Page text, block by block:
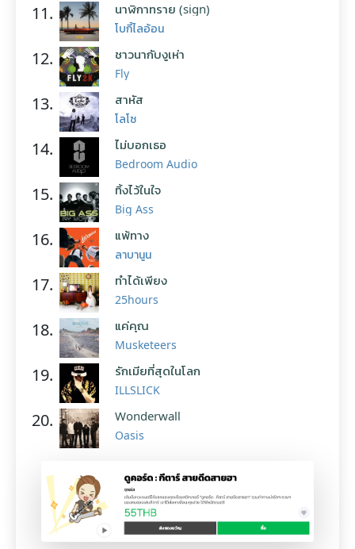
11. นาฬิกาทราย (sign)
โบกี้ไลอ้อน
12. ชาวนากับงูเห่า
Fly
13. สาหัส
โลโซ
14. ไม่บอกเธอ
Bedroom Audio
15. ทิ้งไว้ในใจ
Big Ass
16. แพ้ทาง
ลาบานูน
17. ทำได้เพียง
25hours
18. แค่คุณ
Musketeers
19. รักเมียที่สุดในโลก
ILLSLICK
20. Wonderwall
Oasis